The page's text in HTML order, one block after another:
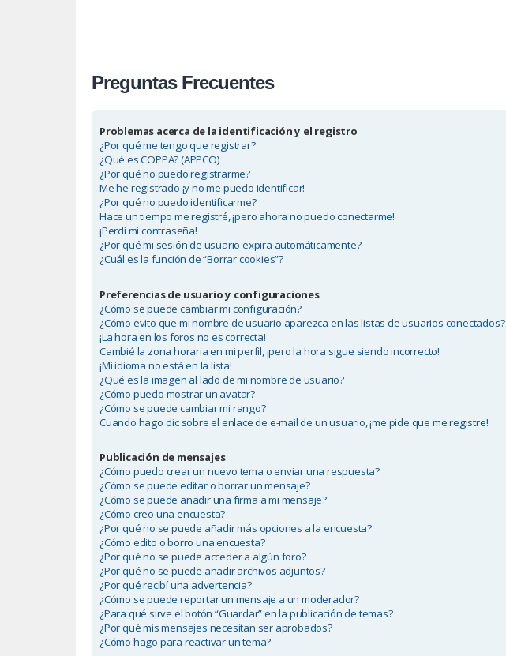
Preguntas Frecuentes
Problemas acerca de la identificación y el registro
¿Por qué me tengo que registrar?
¿Qué es COPPA? (APPCO)
¿Por qué no puedo registrarme?
Me he registrado ¡y no me puedo identificar!
¿Por qué no puedo identificarme?
Hace un tiempo me registré, ¡pero ahora no puedo conectarme!
¡Perdí mi contraseña!
¿Por qué mi sesión de usuario expira automáticamente?
¿Cuál es la función de “Borrar cookies”?
Preferencias de usuario y configuraciones
¿Cómo se puede cambiar mi configuración?
¿Cómo evito que mi nombre de usuario aparezca en las listas de usuarios conectados?
¡La hora en los foros no es correcta!
Cambié la zona horaria en mi perfil, ¡pero la hora sigue siendo incorrecto!
¡Mi idioma no está en la lista!
¿Qué es la imagen al lado de mi nombre de usuario?
¿Cómo puedo mostrar un avatar?
¿Cómo se puede cambiar mi rango?
Cuando hago clic sobre el enlace de e-mail de un usuario, ¡me pide que me registre!
Publicación de mensajes
¿Cómo puedo crear un nuevo tema o enviar una respuesta?
¿Cómo se puede editar o borrar un mensaje?
¿Cómo se puede añadir una firma a mi mensaje?
¿Cómo creo una encuesta?
¿Por qué no se puede añadir más opciones a la encuesta?
¿Cómo edito o borro una encuesta?
¿Por qué no se puede acceder a algún foro?
¿Por qué no se puede añadir archivos adjuntos?
¿Por qué recibí una advertencia?
¿Cómo se puede reportar un mensaje a un moderador?
¿Para qué sirve el botón “Guardar” en la publicación de temas?
¿Por qué mis mensajes necesitan ser aprobados?
¿Cómo hago para reactivar un tema?